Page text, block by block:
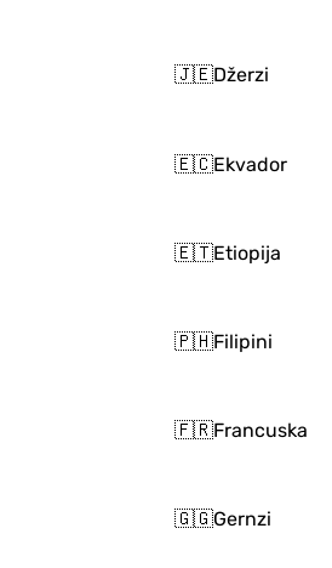
🇯🇪Džerzi
🇪🇨Ekvador
🇪🇹Etiopija
🇵🇭Filipini
🇫🇷Francuska
🇬🇬Gernzi